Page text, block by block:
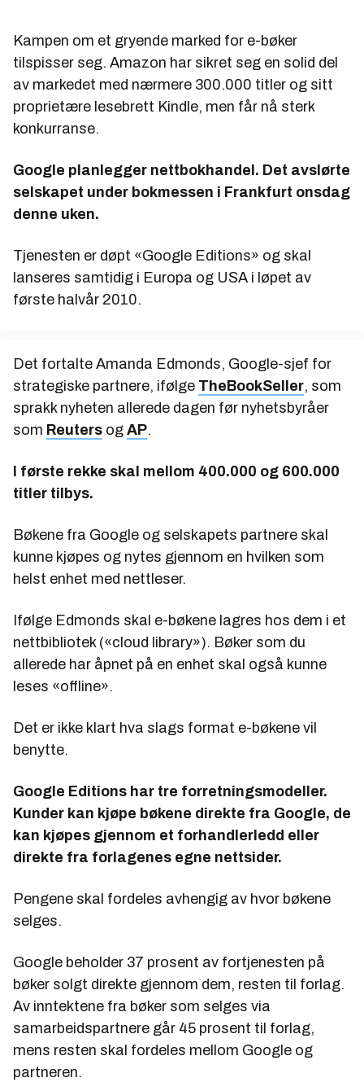
Kampen om et gryende marked for e-bøker
tilspisser seg. Amazon har sikret seg en solid del
av markedet med nærmere 300.000 titler og sitt
proprietære lesebrett Kindle, men får nå sterk
konkurranse.
Google planlegger nettbokhandel. Det avslørte
selskapet under bokmessen i Frankfurt onsdag
denne uken.
Tjenesten er døpt «Google Editions» og skal
lanseres samtidig i Europa og USA i løpet av
første halvår 2010.
Det fortalte Amanda Edmonds, Google-sjef for
strategiske partnere, ifølge TheBookSeller, som
sprakk nyheten allerede dagen før nyhetsbyråer
som Reuters og AP.
I første rekke skal mellom 400.000 og 600.000
titler tilbys.
Bøkene fra Google og selskapets partnere skal
kunne kjøpes og nytes gjennom en hvilken som
helst enhet med nettleser.
Ifølge Edmonds skal e-bøkene lagres hos dem i et
nettbibliotek («cloud library»). Bøker som du
allerede har åpnet på en enhet skal også kunne
leses «offline».
Det er ikke klart hva slags format e-bøkene vil
benytte.
Google Editions har tre forretningsmodeller.
Kunder kan kjøpe bøkene direkte fra Google, de
kan kjøpes gjennom et forhandlerledd eller
direkte fra forlagenes egne nettsider.
Pengene skal fordeles avhengig av hvor bøkene
selges.
Google beholder 37 prosent av fortjenesten på
bøker solgt direkte gjennom dem, resten til forlag.
Av inntektene fra bøker som selges via
samarbeidspartnere går 45 prosent til forlag,
mens resten skal fordeles mellom Google og
partneren.